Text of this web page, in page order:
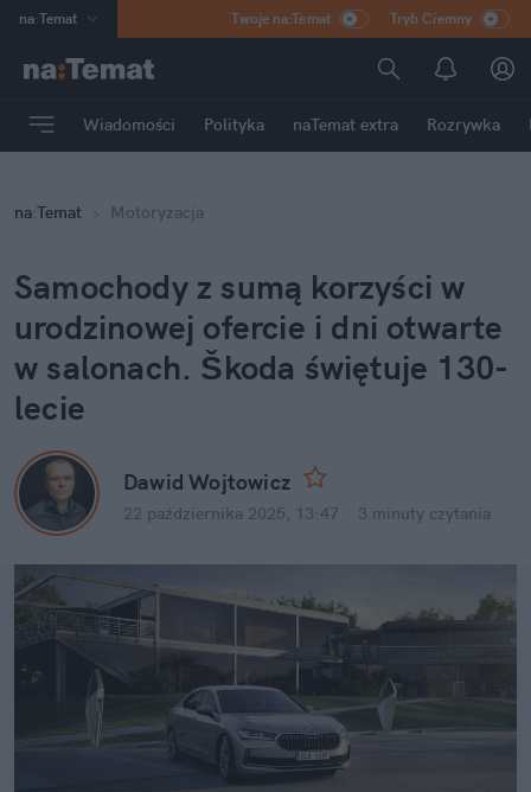
na:Temat
Poland
mama
Rozrywka
Twoje na:Temat Tryb Ciemny
Wiadomości Polityka naTemat extra Rozrywka
na:Temat Motoryzacja
Samochody z sumą korzyści w
urodzinowej ofercie i dni otwarte
w salonach. Škoda świętuje 130-
lecie
Dawid Wojtowicz
22 października 2025, 13:47 3 minuty czytania